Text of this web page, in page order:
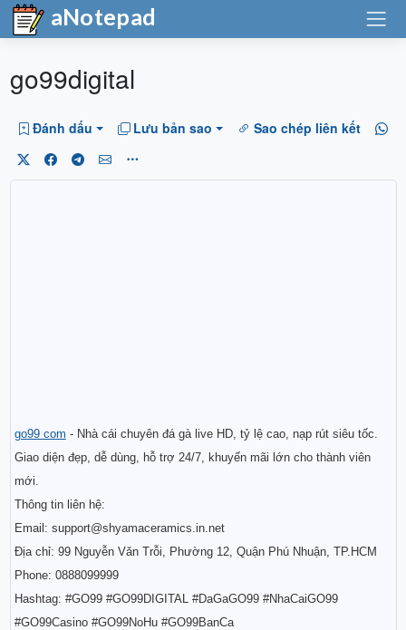
aNotepad
go99digital
Đánh dấu Lưu bản sao Sao chép liên kết
go99 com - Nhà cái chuyên đá gà live HD, tỷ lệ cao, nạp rút siêu tốc.
Giao diện đẹp, dễ dùng, hỗ trợ 24/7, khuyến mãi lớn cho thành viên
mới.
Thông tin liên hệ:
Email: support@shyamaceramics.in.net
Địa chỉ: 99 Nguyễn Văn Trỗi, Phường 12, Quận Phú Nhuận, TP.HCM
Phone: 0888099999
Hashtag: #GO99 #GO99DIGITAL #DaGaGO99 #NhaCaiGO99
#GO99Casino #GO99NoHu #GO99BanCa